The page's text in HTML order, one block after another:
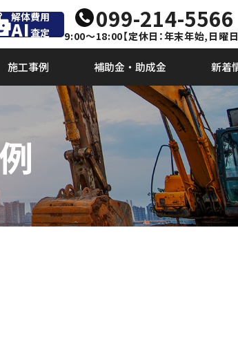
解体費用
AI査定 099-214-5566
9:00～18:00【定休日：年末年始,日曜日
施工事例 補助金・助成金 新着